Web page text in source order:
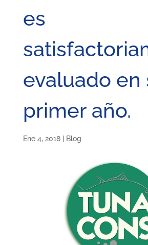
es
evaluado en
primer año.
Ene 4, 2018| Blog